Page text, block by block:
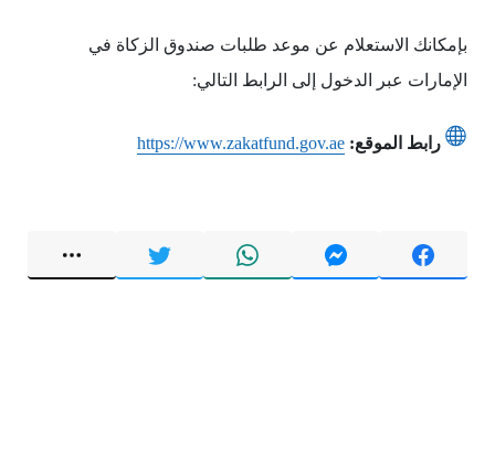
بإمكانك الاستعلام عن موعد طلبات صندوق الزكاة في
الإمارات عبر الدخول إلى الرابط التالي:
رابط الموقع: https://www.zakatfund.gov.ae